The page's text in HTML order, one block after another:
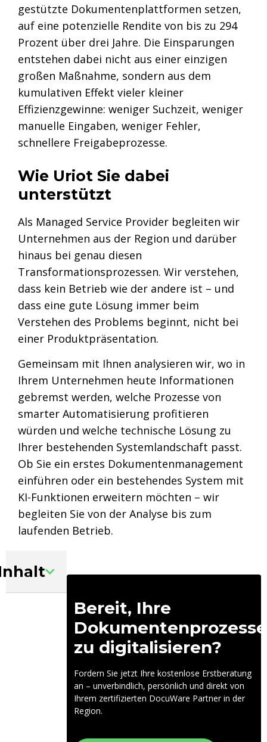
gestützte Dokumentenplattformen setzen,
auf eine potenzielle Rendite von bis zu 294
Prozent über drei Jahre. Die Einsparungen
entstehen dabei nicht aus einer einzigen
großen Maßnahme, sondern aus dem
kumulativen Effekt vieler kleiner
Effizienzgewinne: weniger Suchzeit, weniger
manuelle Eingaben, weniger Fehler,
schnellere Freigabeprozesse.
Wie Uriot Sie dabei
unterstützt
Als Managed Service Provider begleiten wir
Unternehmen aus der Region und darüber
hinaus bei genau diesen
Transformationsprozessen. Wir verstehen,
dass kein Betrieb wie der andere ist – und
dass eine gute Lösung immer beim
Verstehen des Problems beginnt, nicht bei
einer Produktpräsentation.
Gemeinsam mit Ihnen analysieren wir, wo in
Ihrem Unternehmen heute Informationen
gebremst werden, welche Prozesse von
smarter Automatisierung profitieren
würden und welche technische Lösung zu
Ihrer bestehenden Systemlandschaft passt.
Ob Sie ein erstes Dokumentenmanagement
einführen oder ein bestehendes System mit
KI-Funktionen erweitern möchten – wir
begleiten Sie von der Analyse bis zum
laufenden Betrieb.
Bereit, Ihre
Dokumentenprozesse
zu digitalisieren?
Fordern Sie jetzt Ihre kostenlose Erstberatung
an – unverbindlich, persönlich und direkt von
Ihrem zertifizierten DocuWare Partner in der
Region.